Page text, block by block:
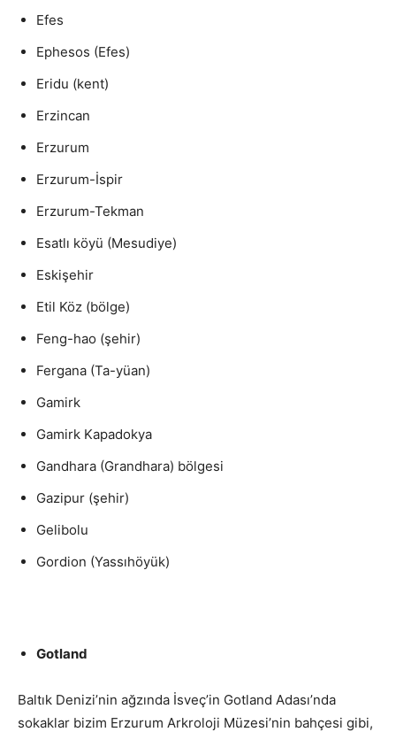
Efes
Ephesos (Efes)
Eridu (kent)
Erzincan
Erzurum
Erzurum-İspir
Erzurum-Tekman
Esatlı köyü (Mesudiye)
Eskişehir
Etil Köz (bölge)
Feng-hao (şehir)
Fergana (Ta-yüan)
Gamirk
Gamirk Kapadokya
Gandhara (Grandhara) bölgesi
Gazipur (şehir)
Gelibolu
Gordion (Yassıhöyük)
Gotland
Baltık Denizi’nin ağzında İsveç’in Gotland Adası’nda
sokaklar bizim Erzurum Arkroloji Müzesi’nin bahçesi gibi,